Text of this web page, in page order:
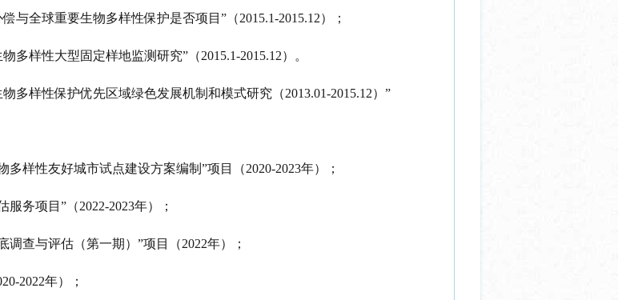
与全球重要生物多样性保护是否项目”（2015.1-2015.12）；
多样性大型固定样地监测研究”（2015.1-2015.12）。
多样性保护优先区域绿色发展机制和模式研究（2013.01-2015.12）”
样性友好城市试点建设方案编制”项目（2020-2023年）；
务项目”（2022-2023年）；
查与评估（第一期）”项目（2022年）；
2022年）；